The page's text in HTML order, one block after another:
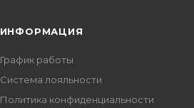
ИНФОРМАЦИЯ
График работы
Система лояльности
Политика конфиденциальности